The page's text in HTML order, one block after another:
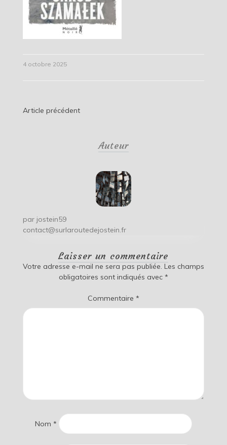
4 octobre 2025
Navigation
Article précédent
Auteur
par jostein59
contact@surlaroutedejostein.fr
Laisser un commentaire
Votre adresse e-mail ne sera pas publiée. Les champs
obligatoires sont indiqués avec *
Commentaire *
Nom *